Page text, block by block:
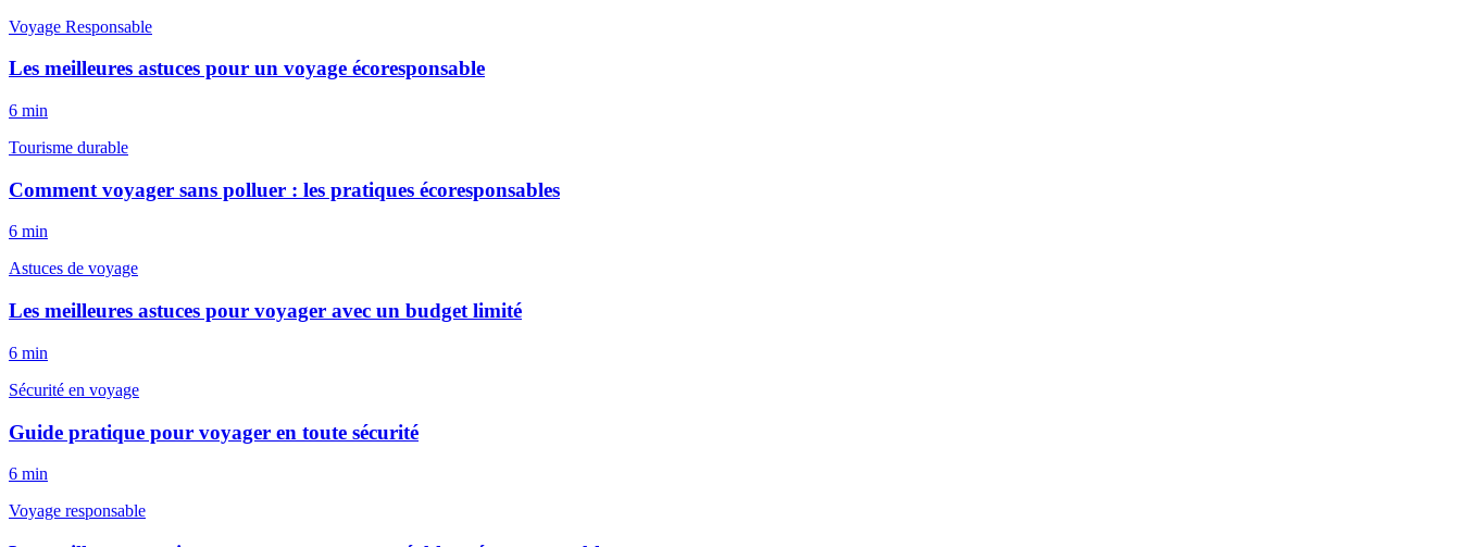
Voyage Responsable
Les meilleures astuces pour un voyage écoresponsable
6 min
Tourisme durable
Comment voyager sans polluer : les pratiques écoresponsables
6 min
Astuces de voyage
Les meilleures astuces pour voyager avec un budget limité
6 min
Sécurité en voyage
Guide pratique pour voyager en toute sécurité
6 min
Voyage responsable